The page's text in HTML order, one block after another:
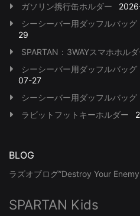
ガソリン携行缶ホルダー
シーシーバー用ダッフルバッ
29
SPARTAN：3WAYスマホホル
シーシーバー用ダッフルバッ
07-27
シーシーバー用ダッフルバッグ
ラビットフットキーホルダー
BLOG
ラズオブログ”Destroy Your Enemy
SPARTAN Kids